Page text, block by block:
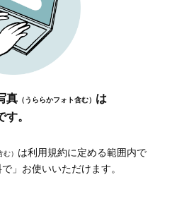
真 （うららかフォト含む） は
。
） は利用規約に定める範囲内で
」お使いいただけます。